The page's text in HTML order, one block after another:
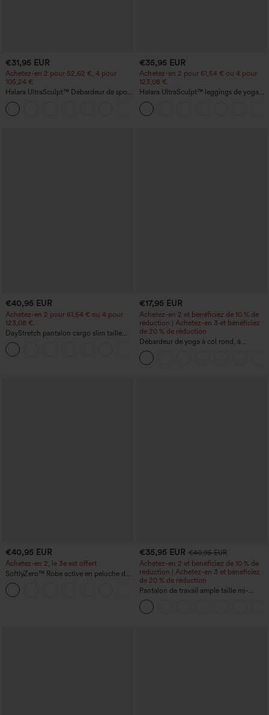
€31,95 EUR
Achetez-en 2 pour 52,62 €, 4 pour
105,24 €
Halara UltraSculpt™ Débardeur de sport
à col rond et ourlet arrondi
€35,95 EUR
Achetez-en 2 pour 61,54 € ou 4 pour
123,08 €.
Halara UltraSculpt™ leggings de yoga
taille haute, gainants avec contrôle du
ventre, coupe bootcut, à poches
€40,95 EUR
Achetez-en 2 pour 61,54 € ou 4 pour
123,08 €.
DayStretch pantalon cargo slim taille
haute, poches zippées, uni
€17,95 EUR
Achetez-en 2 et bénéficiez de 10 % de
réduction | Achetez-en 3 et bénéficiez
de 20 % de réduction
Débardeur de yoga à col rond, à
fronces, effet rafraîchissant - UPF50+
€40,95 EUR
Achetez-en 2, le 3e est offert
SoftlyZero™ Robe active en peluche dos
nu — Édition Hyper Facile
+29
€35,95 EUR €40,95 EUR
Achetez-en 2 et bénéficiez de 10 % de
réduction | Achetez-en 3 et bénéficiez
de 20 % de réduction
Pantalon de travail ample taille mi-
haute, coupe « barrel » (jambe en forme
de tonneau) avec poches